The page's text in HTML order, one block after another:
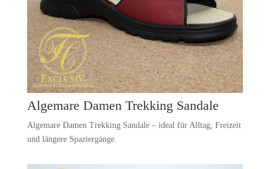
Algemare Damen Trekking Sandale
Algemare Damen Trekking Sandale – ideal für Alltag, Freizeit
und längere Spaziergänge.